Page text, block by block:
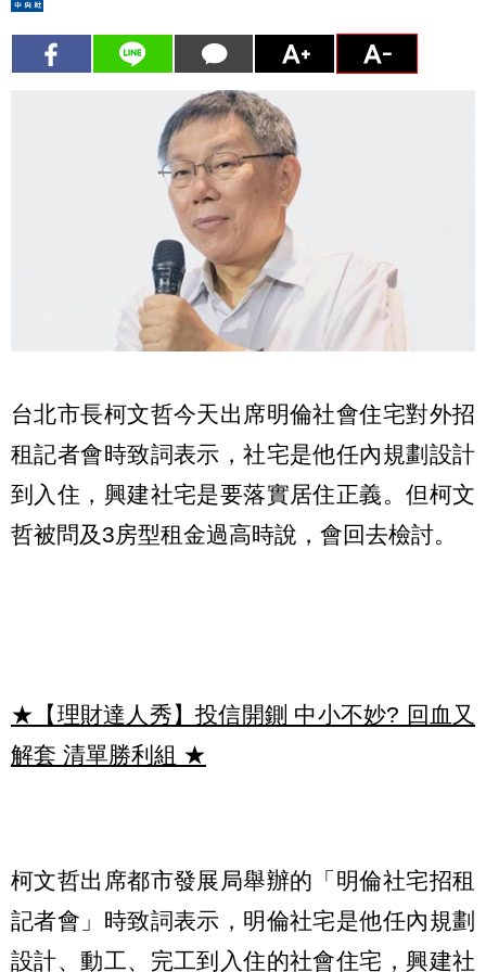
台北市長柯文哲今天出席明倫社會住宅對外招
租記者會時致詞表示，社宅是他任內規劃設計
到入住，興建社宅是要落實居住正義。但柯文
哲被問及3房型租金過高時說，會回去檢討。
★【理財達人秀】投信開鍘 中小不妙? 回血又
解套 清單勝利組 ★
柯文哲出席都市發展局舉辦的「明倫社宅招租
記者會」時致詞表示，明倫社宅是他任內規劃
設計、動工、完工到入住的社會住宅，興建社